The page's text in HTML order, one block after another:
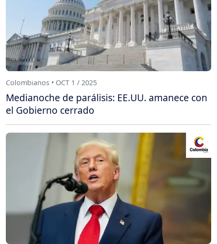
Colombianos • OCT 1 / 2025
Medianoche de parálisis: EE.UU. amanece con
el Gobierno cerrado